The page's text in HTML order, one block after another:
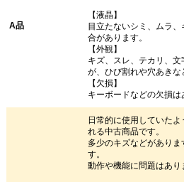
A品
【液晶】
目立たないシミ、ムラ
合があります。
【外観】
キズ、スレ、テカリ、
が、ひび割れや穴あきな
【欠損】
キーボードなどの欠損は
日常的に使用していた
れる中古商品です。
多少のキズなどがあり
す。
動作や機能に問題はあり